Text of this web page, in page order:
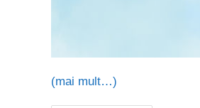
(mai mult…)